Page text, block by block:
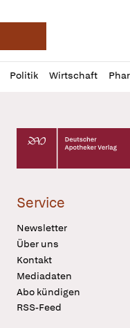
Deutsche
Politik Wirtschaft
Profil
öffnen
Daz
Pur
Deutscher Apotheker
Service
Newsletter
Über uns
Kontakt
Mediadaten
Abo kündigen
RSS-Feed